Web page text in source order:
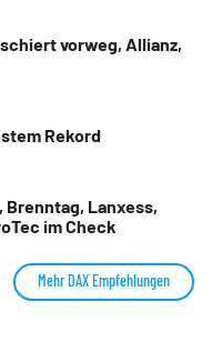
vorweg, Allianz,
Rekord
Lanxess,
im Check
Mehr DAX Empfehlungen